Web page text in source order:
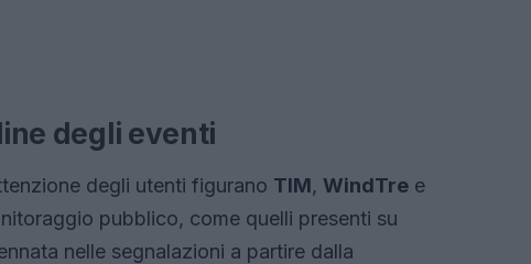
degli eventi
degli utenti figurano TIM, WindTre e
pubblico, come quelli presenti su
nelle segnalazioni a partire dalla